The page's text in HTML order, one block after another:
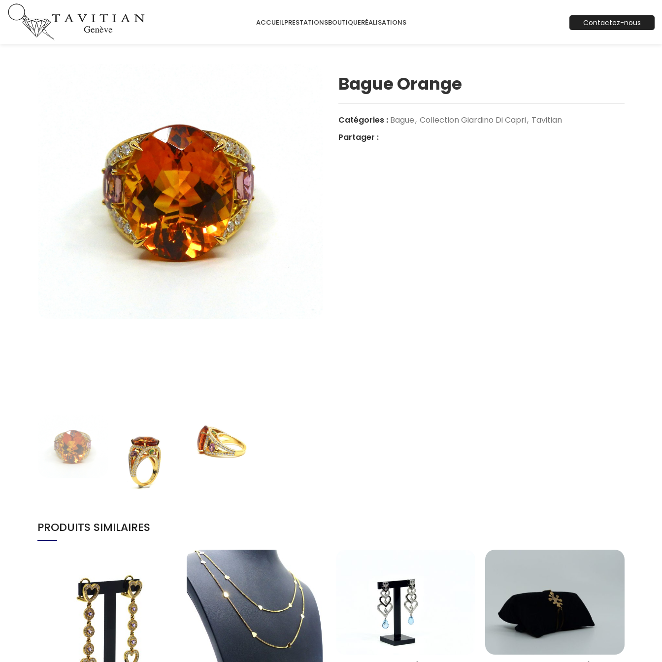
ACCUEILPRESTATIONSBOUTIQUERÉALISATIONS Contactez-nous
Bague Orange
Catégories : Bague, Collection Giardino Di Capri, Tavitian
Partager :
PRODUITS SIMILAIRES